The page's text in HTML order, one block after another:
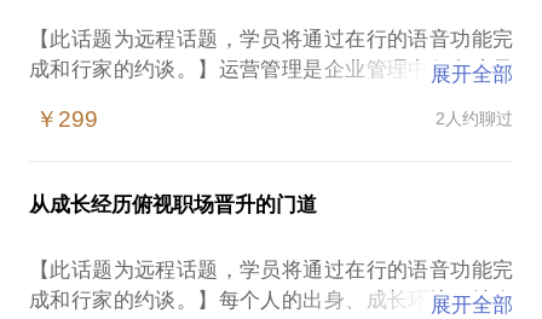
【此话题为远程话题，学员将通过在行的语音功能完
成和行家的约谈。】运营管理是企业管理中复杂度最
和做好不是高度偏差，是维度偏差，先进管理技术与
困惑：
管理者一直很忙，却拿不出好的业绩；
公司很乱，不知如何理清头绪，带领公司上一台阶；
部门边界明显，工作和问题无人问津；
展开全部
￥299 2人约聊过
从成长经历俯视职场晋升的门道
【此话题为远程话题，学员将通过在行的语音功能完
成和行家的约谈。】每个人的出身、成长环境、社会
展开全部